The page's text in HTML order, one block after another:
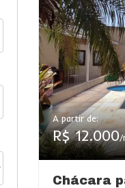
A partir de:
R$ 12.000/
Chácara